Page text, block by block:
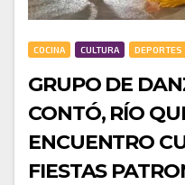
COCINA CULTURA DEPORTES
GRUPO DE
CONTÓ, RÍO
ENCUENTRO
FIESTAS